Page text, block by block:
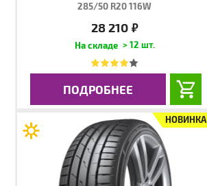
285/50 R20 116W
28 210 руб.
> 12 шт.
ПОДРОБНЕЕ
НОВИНКА